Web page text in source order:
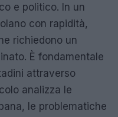
e politico. In un
con rapidità,
richiedono un
È fondamentale
attraverso
analizza le
le problematiche